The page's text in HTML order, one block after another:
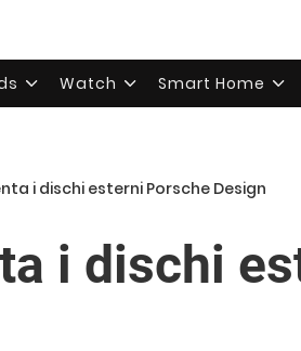
Watch Smart Home
i dischi esterni Porsche Design
i dischi